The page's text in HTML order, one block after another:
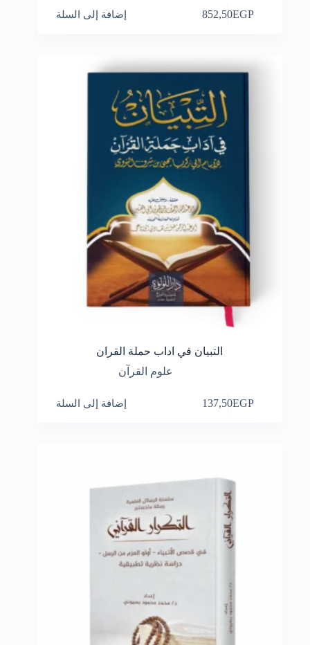
852,50EGP إضافة إلى السلة
التبيان في اداب حملة القران
علوم القرآن
137,50EGP إضافة إلى السلة